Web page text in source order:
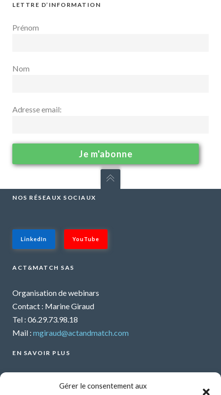
Gérer le consentement aux
LETTRE D’INFORMATION
Prénom
Nom
Adresse email:
NOS RÉSEAUX SOCIAUX
LinkedIn YouTube
ACT&MATCH SAS
Organisation de webinars
Contact : Marine Giraud
Tel : 06.29.73.98.18
Mail : mgiraud@actandmatch.com
EN SAVOIR PLUS
Organiser un webinar